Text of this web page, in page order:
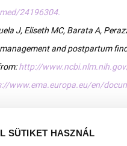
SÜTIKET HASZNÁL
24196304.
J, Eliseth MC, Barata A,
and postpartum
http://
www.ema.europa.eu/en/